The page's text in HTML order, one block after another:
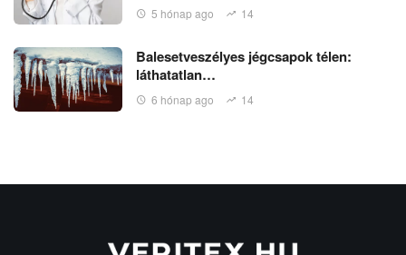
5 hónap ago 14
Balesetveszélyes jégcsapok télen:
láthatatlan…
6 hónap ago 14